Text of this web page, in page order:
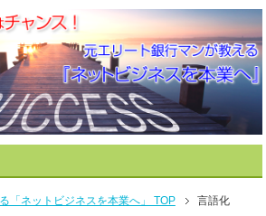
「ネットビジネスを本業へ」 TOP 言語化